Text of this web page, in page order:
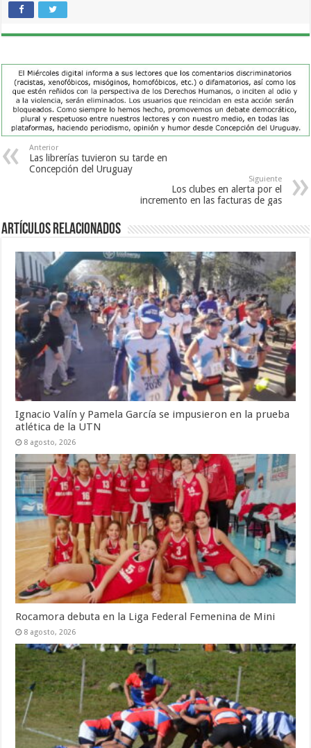
Anterior
Las librerías tuvieron su tarde en
Concepción del Uruguay
Siguiente
Los clubes en alerta por el
incremento en las facturas de gas
Artículos Relacionados
Ignacio Valín y Pamela García se impusieron en la prueba
atlética de la UTN
8 agosto, 2026
Rocamora debuta en la Liga Federal Femenina de Mini
8 agosto, 2026